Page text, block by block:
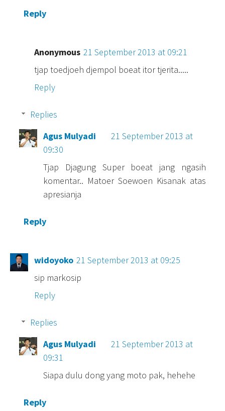
Reply
Anonymous 21 September 2013 at 09:21
tjap toedjoeh djempol boeat itor tjerita.....
Reply
Replies
Agus Mulyadi
21 September 2013 at
09:30
Tjap Djagung Super boeat jang ngasih
komentar.. Matoer Soewoen Kisanak atas
apresianja
Reply
widoyoko 21 September 2013 at 09:25
sip markosip
Reply
Replies
Agus Mulyadi
21 September 2013 at
09:31
Siapa dulu dong yang moto pak, hehehe
Reply